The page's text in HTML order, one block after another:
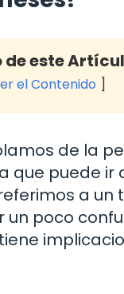
de este
el Contenido
de la
que puede ir
a un
un poco